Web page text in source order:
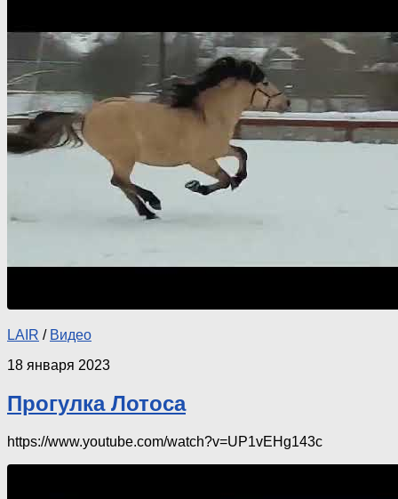
LAIR / Видео
18 января 2023
Прогулка Лотоса
https://www.youtube.com/watch?v=UP1vEHg143c